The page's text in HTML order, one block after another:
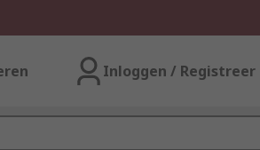
Inloggen / Registreer